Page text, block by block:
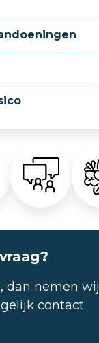
dan nemen wij
contact